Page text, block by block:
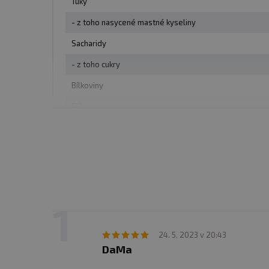
Skladujte v suchu a při
- z toho nasycené mastné kyseliny
Sacharidy
- z toho cukry
Bílkoviny
24. 5. 2023 v 20:43
DaMa